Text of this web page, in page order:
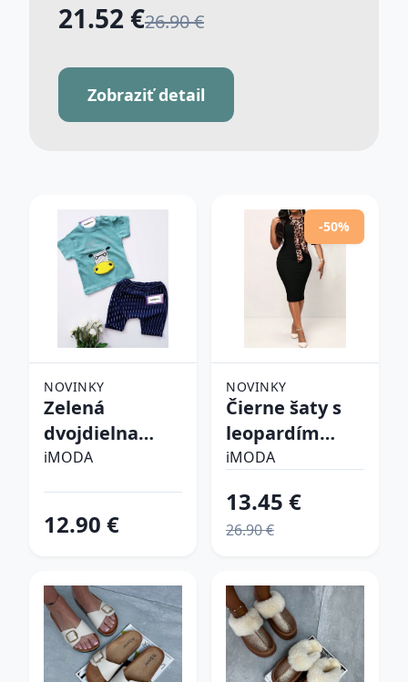
21.52 €26.90 €
Zobraziť detail
NOVINKY
Zelená
dvojdielna
bavlnená
iMODA
12.90 €
-50%
NOVINKY
Čierne šaty s
leopardím
vzorom
iMODA
13.45 €
26.90 €